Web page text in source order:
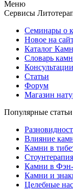
Меню
Сервисы
Семинары о
Новое на
Каталог
Словарь
Консультации
Статьи
Форум
Магазин
Популярные статьи
Влияние
Камни в
Стоунтерапия
Камни в
Камни и
Целебные